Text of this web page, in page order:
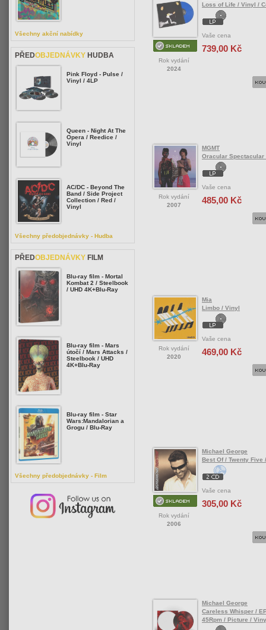
Rok vydání
2024
Loss of Life / Vinyl /
Vaše cena
739,00 Kč
Rok vydání
2007
MGMT
Oracular Spectacular
Vaše cena
485,00 Kč
Rok vydání
2020
Mia
Limbo / Vinyl
Vaše cena
469,00 Kč
Rok vydání
2006
Michael George
Best Of / Twenty Five
Vaše cena
305,00 Kč
Michael George
Careless Whisper /
45Rpm / Picture /
Všechny akční nabídky
PŘEDOBJEDNÁVKY HUDBA
Pink Floyd - Pulse /
Vinyl / 4LP
Queen - Night At The
Opera / Reedice /
Vinyl
AC/DC - Beyond The
Band / Side Project
Collection / Red /
Vinyl
Všechny předobjednávky - Hudba
PŘEDOBJEDNÁVKY FILM
Blu-ray film - Mortal
Kombat 2 / Steelbook
/ UHD 4K+Blu-Ray
Blu-ray film - Mars
útočí / Mars Attacks /
Steelbook / UHD
4K+Blu-Ray
Blu-ray film - Star
Wars:Mandalorian a
Grogu / Blu-Ray
Všechny předobjednávky - Film